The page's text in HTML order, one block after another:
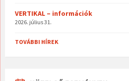
VERTIKAL – információk
2026. július 31.
TOVÁBBI HÍREK